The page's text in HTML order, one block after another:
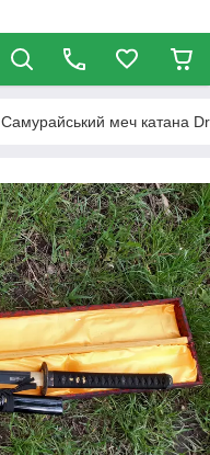
Самурайський меч катана